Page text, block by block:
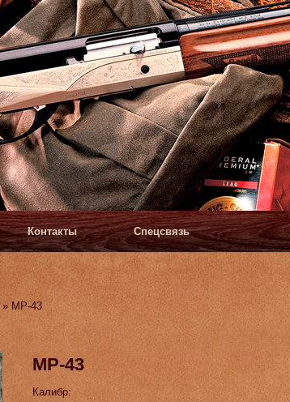
Контакты Спецсвязь
» МР-43
МР-43
Калибр: